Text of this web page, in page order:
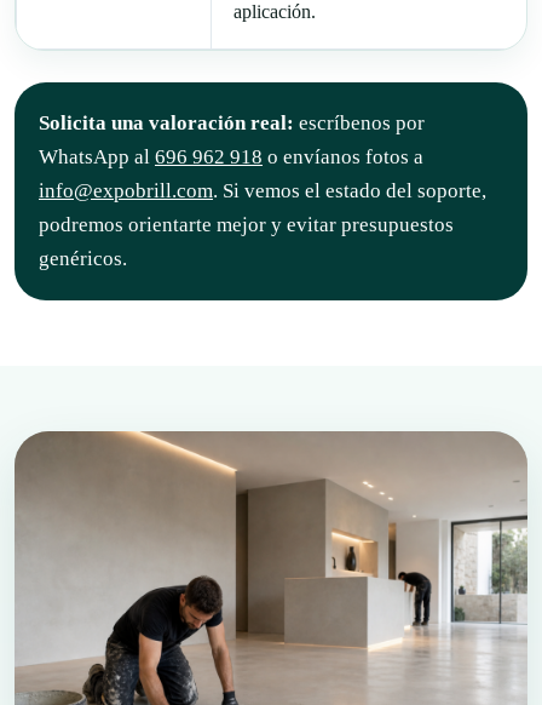
aplicación.
Solicita una valoración real: escríbenos por
WhatsApp al 696 962 918 o envíanos fotos a
info@expobrill.com. Si vemos el estado del soporte,
podremos orientarte mejor y evitar presupuestos
genéricos.